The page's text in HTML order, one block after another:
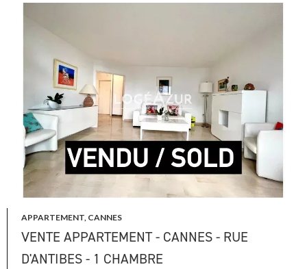
APPARTEMENT, CANNES
VENTE APPARTEMENT - CANNES - RUE
D'ANTIBES - 1 CHAMBRE